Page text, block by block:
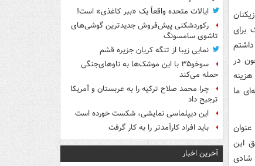
برای
در
ما
این
شادی
ایالات متحده واقعاً یک «ببر کاغذی» است!
رکوردشکنی پیش‌فروش جدیدترین گوشی‌های
تاشوی سامسونگ
نمایی زیبا از تنگه کریان جزیره قشم
سوخو۳۵ با این موشک‌ها به ناوهای‌جنگی
حمله می‌کند
چرا محمد صلاح ترکیه را به عربستان و آمریکا
ترجیح داد
این دیپلماسی نمایشی، شکست خورده است
باید افراد کارآمدتر را به کار گرفت
آخرین اخبار